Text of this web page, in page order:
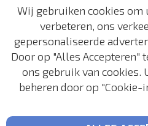
Wij gebruiken cookies
verbeteren, ons
gepersonaliseerde
Door op "Alles Accepteren"
ons gebruik van cookies.
beheren door op